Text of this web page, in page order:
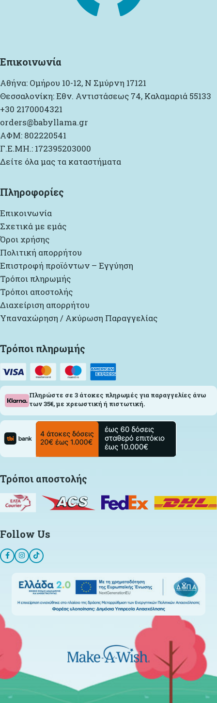
Επικοινωνία
Αθήνα: Ομήρου 10-12, Ν Σμύρνη 17121
Θεσσαλονίκη: Εθν. Αντιστάσεως 74, Καλαμαριά 55133
+30 2170004321
orders@babyllama.gr
ΑΦΜ: 802220541
Γ.Ε.ΜΗ.: 172395203000
Δείτε όλα μας τα καταστήματα
Πληροφορίες
Επικοινωνία
Σχετικά με εμάς
Όροι χρήσης
Πολιτική απορρήτου
Επιστροφή προϊόντων – Εγγύηση
Τρόποι πληρωμής
Τρόποι αποστολής
Διαχείριση απορρήτου
Υπαναχώρηση / Ακύρωση Παραγγελίας
Τρόποι πληρωμής
Πληρώστε σε 3 άτοκες πληρωμές για παραγγελίες άνω
των 35€, με χρεωστική ή πιστωτική.
Τρόποι αποστολής
Follow Us